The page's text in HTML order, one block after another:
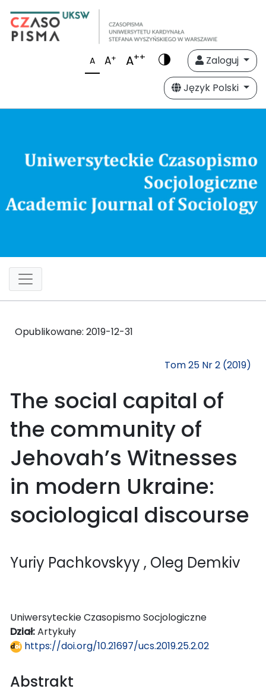
A A+ A++
Zaloguj
Język Polski
Opublikowane: 2019-12-31
Tom 25 Nr 2 (2019)
The social capital of
the community of
Jehovah’s Witnesses
in modern Ukraine:
sociological discourse
Yuriy Pachkovskyy , Oleg Demkiv
Uniwersyteckie Czasopismo Socjologiczne
Dział:Artykuły
https://doi.org/10.21697/ucs.2019.25.2.02
Abstrakt